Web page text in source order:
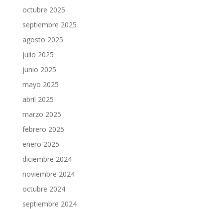
octubre 2025
septiembre 2025
agosto 2025
julio 2025
junio 2025
mayo 2025
abril 2025
marzo 2025
febrero 2025
enero 2025
diciembre 2024
noviembre 2024
octubre 2024
septiembre 2024